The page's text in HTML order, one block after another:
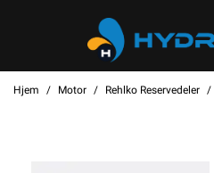
Hjem Motor Rehlko Reservedeler